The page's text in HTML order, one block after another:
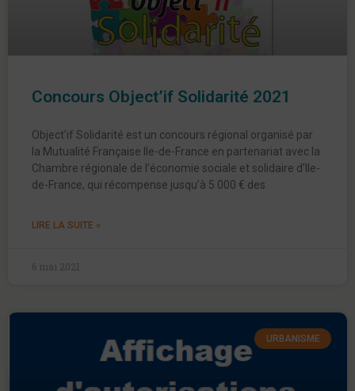
Concours Object’if Solidarité 2021
Object’if Solidarité est un concours régional organisé par
la Mutualité Française Ile-de-France en partenariat avec la
Chambre régionale de l’économie sociale et solidaire d’Ile-
de-France, qui récompense jusqu’à 5 000 € des
LIRE LA SUITE »
6 mai 2021
URBANISME